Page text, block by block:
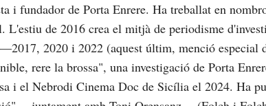
i fundador de Porta Enrere. Ha treballat en
L'estiu de 2016 crea el mitjà de periodisme
2020 i 2022 (aquest últim, menció
rere la brossa", una investigació de Porta
i el Nebrodi Cinema Doc de Sicília el 2024. Ha